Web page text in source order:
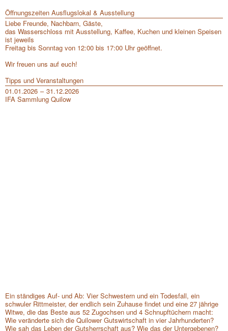
Öffnungszeiten Ausflugslokal & Ausstellung
Liebe Freunde, Nachbarn, Gäste,
das Wasserschloss mit Ausstellung, Kaffee, Kuchen und kleinen Speisen
ist jeweils
Freitag bis Sonntag von 12:00 bis 17:00 Uhr geöffnet.
Wir freuen uns auf euch!
Tipps und Veranstaltungen
01.01.2026
31.12.2026
IFA Sammlung Quilow
Ein ständiges Auf- und Ab: Vier Schwestern und ein Todesfall, ein
schwuler Rittmeister, der endlich sein Zuhause findet und eine 27 jährige
Witwe, die das Beste aus 52 Zugochsen und 4 Schnupftüchern macht:
Wie veränderte sich die Quilower Gutswirtschaft in vier Jahrhunderten?
Wie sah das Leben der Gutsherrschaft aus? Wie das der Untergebenen?